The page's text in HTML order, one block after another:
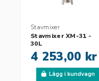
Stavmixer
Stavmixer XM-31 -
30L
4 253,00 kr
Lägg i kundvagn